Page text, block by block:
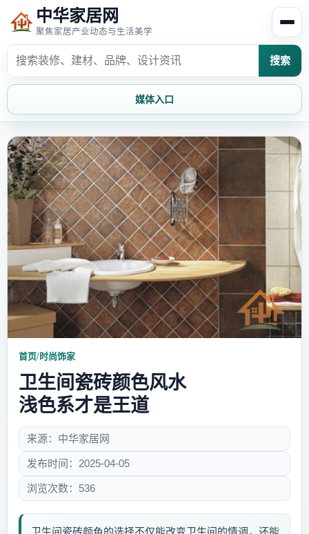
中华家居网
聚焦家居产业动态与生活美学
搜索
媒体入口
首页 家居资讯
家居风水 家居欣赏
时尚饰家 装修设计
家具知识 家居文化
家装攻略 创意家居
首页/时尚饰家
卫生间瓷砖颜色风水
浅色系才是王道
来源：中华家居网
发布时间：2025-04-05
浏览次数：536
卫生间瓷砖颜色的选择不仅能改变卫生间的情调，还能